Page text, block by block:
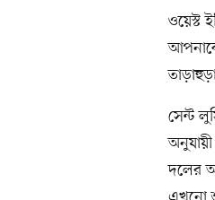
ওয়েস্ট
সেন্ট
অনুযায়ী
দলের